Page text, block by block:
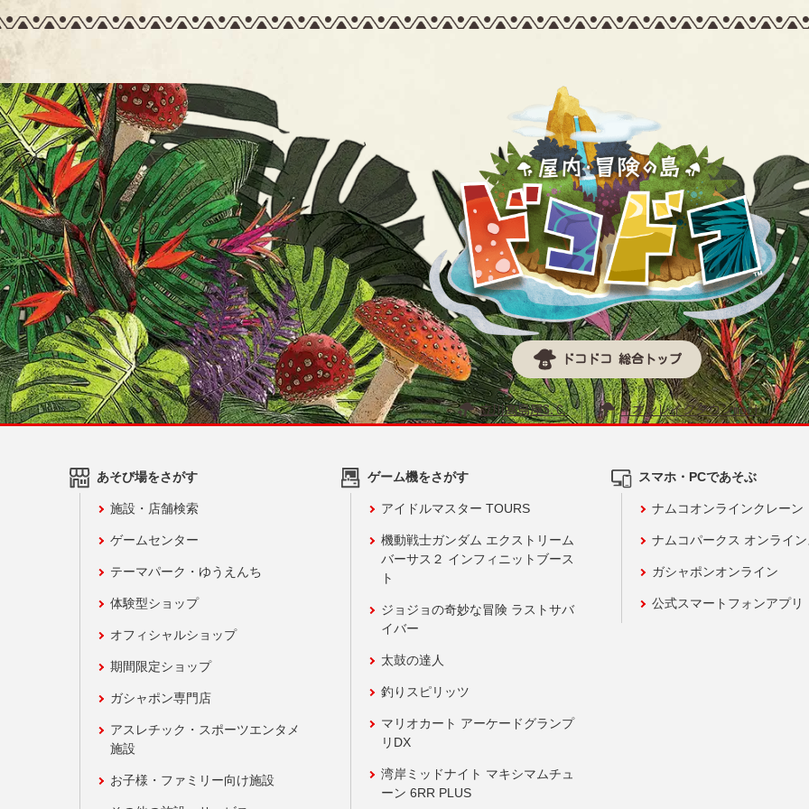
ドコドコ 総合トップ
立川髙島屋S.C. イオンレイクタウンmori
あそび場をさがす
施設・店舗検索
ゲームセンター
テーマパーク・ゆうえんち
体験型ショップ
オフィシャルショップ
期間限定ショップ
ガシャポン専門店
アスレチック・スポーツエンタメ
施設
お子様・ファミリー向け施設
ゲーム機をさがす
アイドルマスター TOURS
機動戦士ガンダム エクストリーム
バーサス２ インフィニットブース
ト
ジョジョの奇妙な冒険 ラストサバ
イバー
太鼓の達人
釣りスピリッツ
マリオカート アーケードグランプ
リDX
湾岸ミッドナイト マキシマムチュ
ーン 6RR PLUS
スマホ・PCであそぶ
ナムコオンラインクレーン
ナムコパークス オンライ
ガシャポンオンライン
公式スマートフォンアプリ